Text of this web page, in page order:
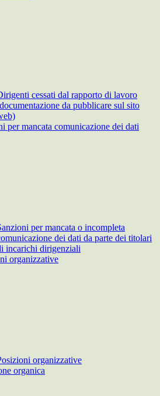
cessati dal rapporto di lavoro
da pubblicare sul sito
per mancata comunicazione dei dati
per mancata o incompleta
dei dati da parte dei titolari
incarichi dirigenziali
organizzative
organizzative
organica